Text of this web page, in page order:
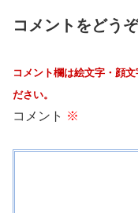
コメントをどうぞ
コメント欄は絵文字・顔
ださい。
コメント ※